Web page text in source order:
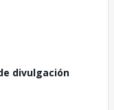
divulgación